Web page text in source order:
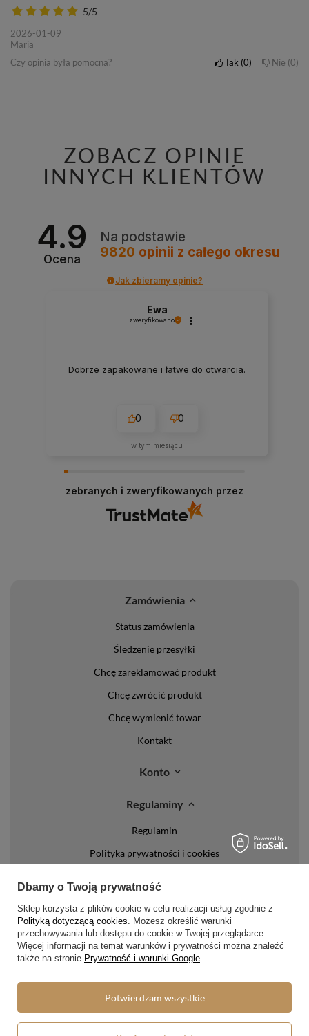
5/5
2026-01-09
Maria
Czy opinia była pomocna?
Tak 0 Nie 0
ZOBACZ OPINIE
INNYCH KLIENTÓW
4.9
Ocena
Na podstawie
9820 opinii z całego okresu
Jak zbieramy opinie?
Ewa
zweryfikowano
Dobrze zapakowane i łatwe do otwarcia.
0 0
w tym miesiącu
zebranych i zweryfikowanych przez
Zamówienia
Status zamówienia
Śledzenie przesyłki
Chcę zareklamować produkt
Chcę zwrócić produkt
Chcę wymienić towar
Kontakt
Konto
Regulaminy
Regulamin
Polityka prywatności i cookies
Formy dostawy
Media społecznościowe
W sklepie prezentujemy ceny brutto (z VAT).
Dbamy o Twoją prywatność
Sklep korzysta z plików cookie w celu realizacji usług zgodnie z
Polityką dotyczącą cookies. Możesz określić warunki
przechowywania lub dostępu do cookie w Twojej przeglądarce.
Więcej informacji na temat warunków i prywatności można znaleźć
także na stronie Prywatność i warunki Google.
Potwierdzam wszystkie